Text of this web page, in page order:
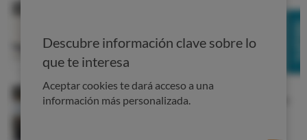
Descubre información clave sobre lo
que te interesa
Aceptar cookies te dará acceso a una
información más personalizada.